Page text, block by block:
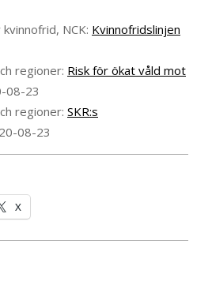
NCK: Kvinnofridslinjen
regioner: Risk för ökat våld mot
08-23
regioner: SKR:s
08-23
X